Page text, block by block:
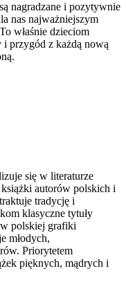
nagradzane i pozytywnie
nas najważniejszym
właśnie dzieciom
przygód z każdą nową
się w literaturze
autorów polskich i
tradycję i
klasyczne tytuły
polskiej grafiki
młodych,
Priorytetem
pięknych, mądrych i